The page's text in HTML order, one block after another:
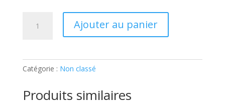
APERITIF
Ticket
Ajouter au panier
Catégorie : Non classé
Produits similaires